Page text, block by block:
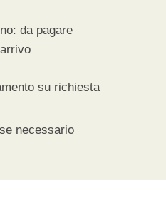
da pagare
su richiesta
necessario